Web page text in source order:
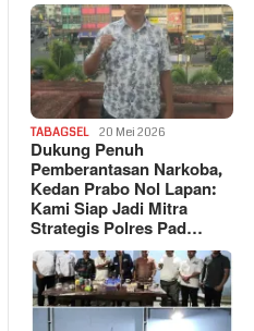
TABAGSEL 20 Mei 2026
Dukung Penuh
Pemberantasan Narkoba,
Kedan Prabo Nol Lapan:
Kami Siap Jadi Mitra
Strategis Polres Pad…